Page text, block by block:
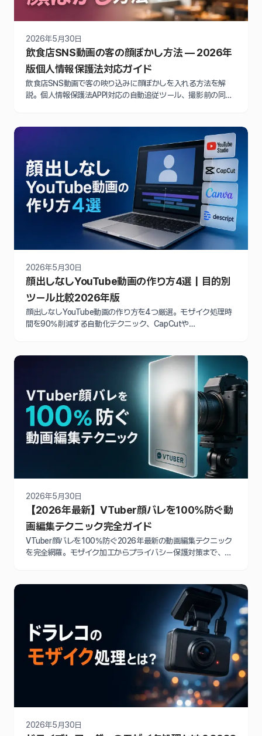
2026年5月30日
飲食店SNS動画の客の顔ぼかし方法 — 2026年
版個人情報保護法対応ガイド
飲食店SNS動画で客の映り込みに顔ぼかしを入れる方法を解
説。個人情報保護法APPI対応の自動追従ツール、撮影前の同意
2026年5月30日
顔出しなしYouTube動画の作り方4選｜目的別
ツール比較2026年版
顔出しなしYouTube動画の作り方を4つ厳選。モザイク処理時
間を90%削減する自動化テクニック、CapCutや
2026年5月30日
【2026年最新】VTuber顔バレを100%防ぐ動
画編集テクニック完全ガイド
VTuber顔バレを100%防ぐ2026年最新の動画編集テクニック
を完全網羅。モザイク加工からプライバシー保護対策まで、
2026年5月30日